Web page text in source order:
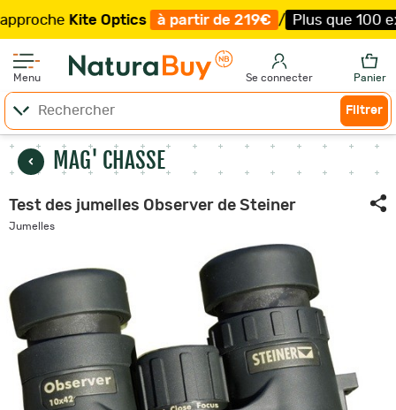
Kite Optics à partir de 219€ / Plus que 100
Menu Se connecter Panier
Filtrer
MAG' CHASSE
Test des jumelles Observer de Steiner
Jumelles